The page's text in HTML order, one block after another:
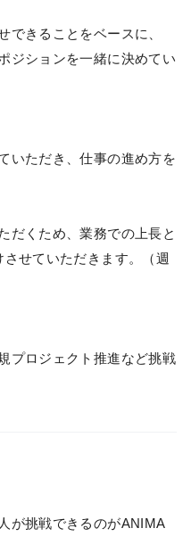
できることをベースに、
ジションを一緒に決めてい
いただき、仕事の進め方を
だくため、業務での上長と
せていただきます。（週
プロジェクト推進など挑戦
が挑戦できるのがANIMA